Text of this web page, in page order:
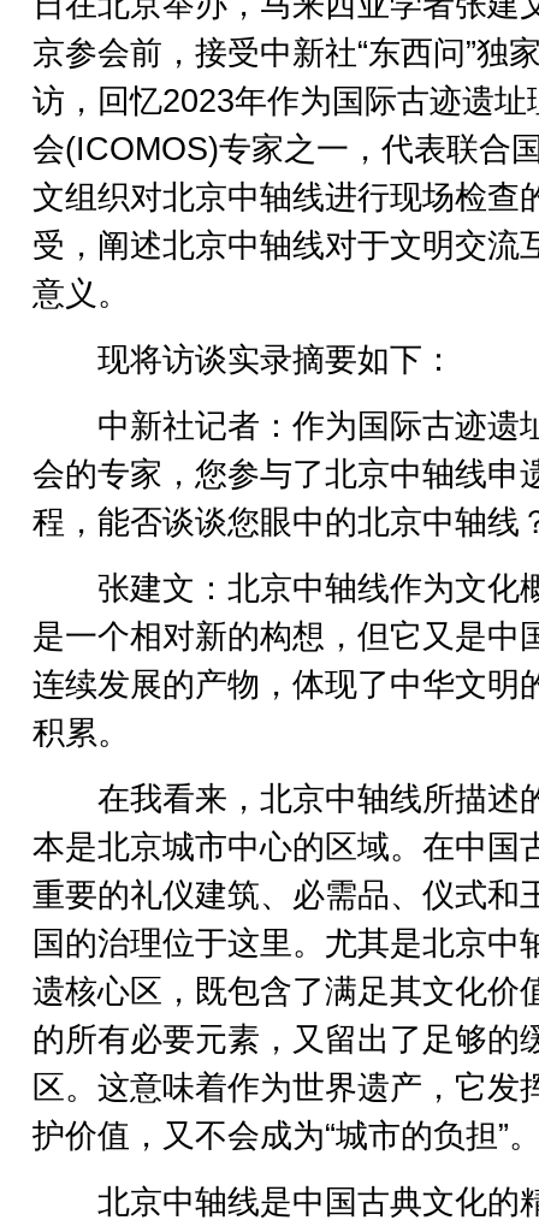
京参会前，接受中新社“东西问”独
访，回忆2023年作为国际古迹遗址
会(ICOMOS)专家之一，代表联合
文组织对北京中轴线进行现场检查
受，阐述北京中轴线对于文明交流
意义。
现将访谈实录摘要如下：
中新社记者：作为国际古迹遗
会的专家，您参与了北京中轴线申
程，能否谈谈您眼中的北京中轴线
张建文：北京中轴线作为文化
是一个相对新的构想，但它又是中
连续发展的产物，体现了中华文明
积累。
在我看来，北京中轴线所描述
本是北京城市中心的区域。在中国
重要的礼仪建筑、必需品、仪式和
国的治理位于这里。尤其是北京中
遗核心区，既包含了满足其文化价
的所有必要元素，又留出了足够的
区。这意味着作为世界遗产，它发
护价值，又不会成为“城市的负担”
北京中轴线是中国古典文化的